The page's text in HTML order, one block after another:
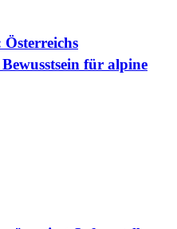
Österreichs
für alpine